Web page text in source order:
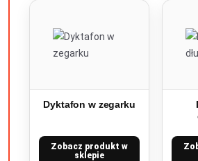
Dyktafon w zegarku
Zobacz produkt w
sklepie